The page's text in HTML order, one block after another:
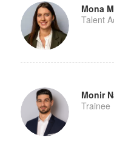
Mona
Talent
Monir
Trainee